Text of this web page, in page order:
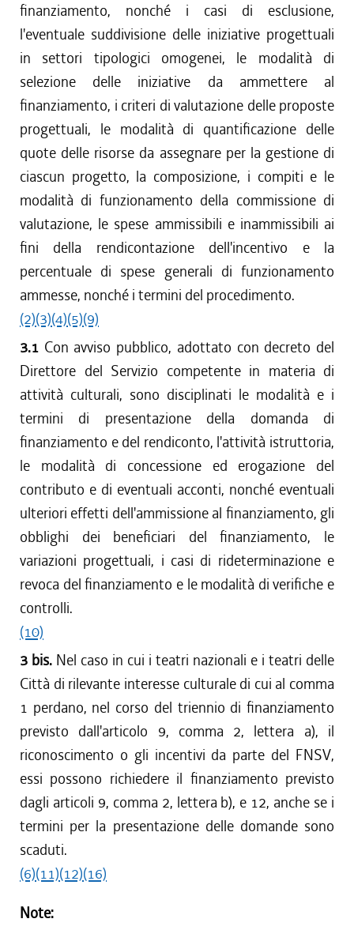
finanziamento, nonché i casi di esclusione,
l'eventuale suddivisione delle iniziative progettuali
in settori tipologici omogenei, le modalità di
selezione delle iniziative da ammettere al
finanziamento, i criteri di valutazione delle proposte
progettuali, le modalità di quantificazione delle
quote delle risorse da assegnare per la gestione di
ciascun progetto, la composizione, i compiti e le
modalità di funzionamento della commissione di
valutazione, le spese ammissibili e inammissibili ai
fini della rendicontazione dell'incentivo e la
percentuale di spese generali di funzionamento
ammesse, nonché i termini del procedimento.
(2)(3)(4)(5)(9)
3.1 Con avviso pubblico, adottato con decreto del
Direttore del Servizio competente in materia di
attività culturali, sono disciplinati le modalità e i
termini di presentazione della domanda di
finanziamento e del rendiconto, l'attività istruttoria,
le modalità di concessione ed erogazione del
contributo e di eventuali acconti, nonché eventuali
ulteriori effetti dell'ammissione al finanziamento, gli
obblighi dei beneficiari del finanziamento, le
variazioni progettuali, i casi di rideterminazione e
revoca del finanziamento e le modalità di verifiche e
controlli.
(10)
3 bis. Nel caso in cui i teatri nazionali e i teatri delle
Città di rilevante interesse culturale di cui al comma
1 perdano, nel corso del triennio di finanziamento
previsto dall'articolo 9, comma 2, lettera a), il
riconoscimento o gli incentivi da parte del FNSV,
essi possono richiedere il finanziamento previsto
dagli articoli 9, comma 2, lettera b), e 12, anche se i
termini per la presentazione delle domande sono
scaduti.
(6)(11)(12)(16)
Note: